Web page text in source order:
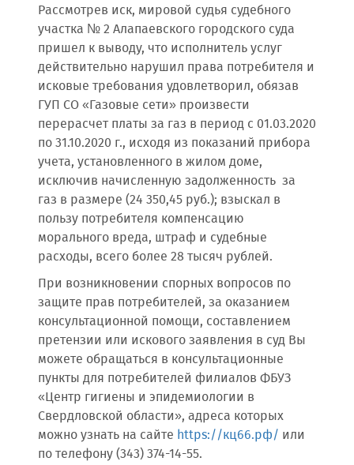
Рассмотрев иск, мировой судья судебного
участка № 2 Алапаевского городского суда
пришел к выводу, что исполнитель услуг
действительно нарушил права потребителя и
исковые требования удовлетворил, обязав
ГУП СО «Газовые сети» произвести
перерасчет платы за газ в период с 01.03.2020
по 31.10.2020 г., исходя из показаний прибора
учета, установленного в жилом доме,
исключив начисленную задолженность за
газ в размере (24 350,45 руб.); взыскал в
пользу потребителя компенсацию
морального вреда, штраф и судебные
расходы, всего более 28 тысяч рублей.
При возникновении спорных вопросов по
защите прав потребителей, за оказанием
консультационной помощи, составлением
претензии или искового заявления в суд Вы
можете обращаться в консультационные
пункты для потребителей филиалов ФБУЗ
«Центр гигиены и эпидемиологии в
Свердловской области», адреса которых
можно узнать на сайте https://кц66.рф/ или
по телефону (343) 374-14-55.